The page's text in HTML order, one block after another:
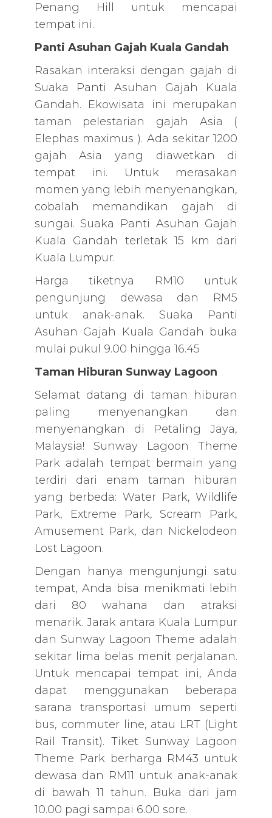
Penang Hill untuk mencapai
tempat ini.
Panti Asuhan Gajah Kuala Gandah
Rasakan interaksi dengan gajah di
Suaka Panti Asuhan Gajah Kuala
Gandah. Ekowisata ini merupakan
taman pelestarian gajah Asia (
Elephas maximus ). Ada sekitar 1200
gajah Asia yang diawetkan di
tempat ini. Untuk merasakan
momen yang lebih menyenangkan,
cobalah memandikan gajah di
sungai. Suaka Panti Asuhan Gajah
Kuala Gandah terletak 15 km dari
Kuala Lumpur.
Harga tiketnya RM10 untuk
pengunjung dewasa dan RM5
untuk anak-anak. Suaka Panti
Asuhan Gajah Kuala Gandah buka
mulai pukul 9.00 hingga 16.45
Taman Hiburan Sunway Lagoon
Selamat datang di taman hiburan
paling menyenangkan dan
menyenangkan di Petaling Jaya,
Malaysia! Sunway Lagoon Theme
Park adalah tempat bermain yang
terdiri dari enam taman hiburan
yang berbeda: Water Park, Wildlife
Park, Extreme Park, Scream Park,
Amusement Park, dan Nickelodeon
Lost Lagoon.
Dengan hanya mengunjungi satu
tempat, Anda bisa menikmati lebih
dari 80 wahana dan atraksi
menarik. Jarak antara Kuala Lumpur
dan Sunway Lagoon Theme adalah
sekitar lima belas menit perjalanan.
Untuk mencapai tempat ini, Anda
dapat menggunakan beberapa
sarana transportasi umum seperti
bus, commuter line, atau LRT (Light
Rail Transit). Tiket Sunway Lagoon
Theme Park berharga RM43 untuk
dewasa dan RM11 untuk anak-anak
di bawah 11 tahun. Buka dari jam
10.00 pagi sampai 6.00 sore.